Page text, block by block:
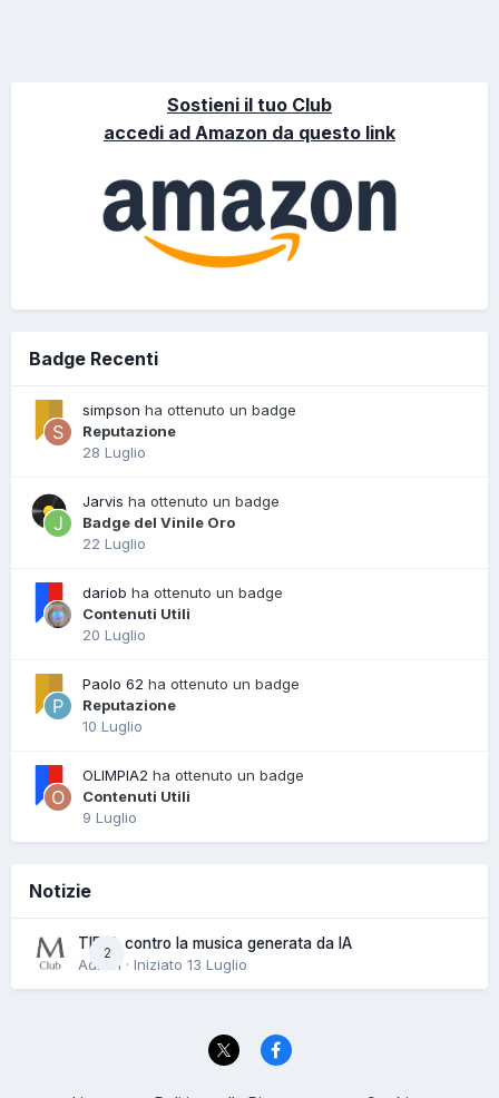
Sostieni il tuo Club
accedi ad Amazon da questo link
Badge Recenti
simpson ha ottenuto un badge
Reputazione
28 Luglio
Jarvis ha ottenuto un badge
Badge del Vinile Oro
22 Luglio
dariob ha ottenuto un badge
Contenuti Utili
20 Luglio
Paolo 62 ha ottenuto un badge
Reputazione
10 Luglio
OLIMPIA2 ha ottenuto un badge
Contenuti Utili
9 Luglio
Notizie
2
TIDAL contro la musica generata da IA
Admin · Iniziato 13 Luglio